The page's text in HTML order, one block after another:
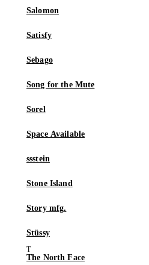
Salomon
Satisfy
Sebago
Song for the Mute
Sorel
Space Available
ssstein
Stone Island
Story mfg.
Stüssy
The North Face